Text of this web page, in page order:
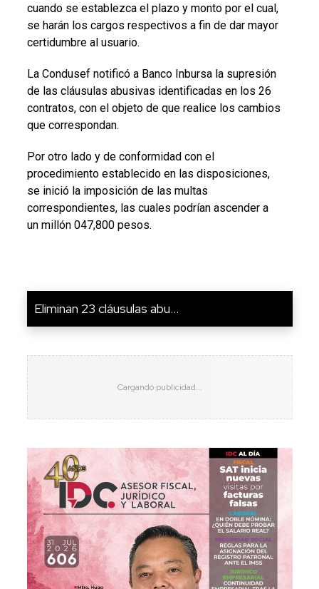
cuando se establezca el plazo y monto por el cual,
se harán los cargos respectivos a fin de dar mayor
certidumbre al usuario.
La Condusef notificó a Banco Inbursa la supresión
de las cláusulas abusivas identificadas en los 26
contratos, con el objeto de que realice los cambios
que correspondan.
Por otro lado y de conformidad con el
procedimiento establecido en las disposiciones,
se inició la imposición de las multas
correspondientes, las cuales podrían ascender a
un millón 047,800 pesos.
Eliminan 23 cláusulas abu...